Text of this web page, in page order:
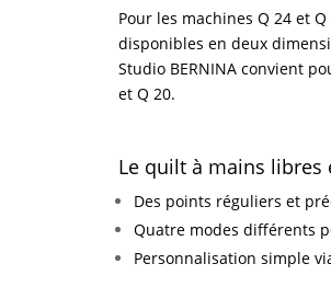
Pour les machines Q 24 et
disponibles en deux
Studio BERNINA convient
et Q 20.
Le quilt à mains
Des points réguliers et
Quatre modes différents
Personnalisation simple